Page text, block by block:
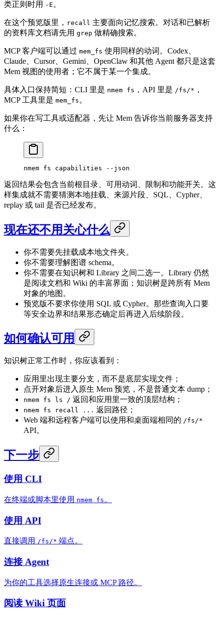
类正则时用 -E 。
在这个预览版里， recall 主要面向记忆搜索。对话和已解析
的资料库文档请先用 grep 做精确搜索。
MCP 客户端可以通过 mem_fs 使用同样的动词。Codex、
Claude、Cursor、Gemini、OpenClaw 和其他 Agent 都只是这套
Mem 视图的使用者；它不属于某一个集成。
具体入口保持简短：CLI 里是 nmem fs ，API 里是 /fs/* ，
MCP 工具里是 mem_fs 。
如果你在写工具或适配器，先让 Mem 告诉你当前服务器支持
什么：
nmem fs capabilities --json
返回结果会包含当前根目录、可用动词、限制和功能开关。这
样集成就不需要猜测本地挂载、来源片段、SQL、Cypher、
replay 或 tail 是否已经发布。
现在还不用关心什么
你不需要先挂载成本地文件夹。
你不需要理解图谱 schema。
你不需要在知识树和 Library 之间二选一。Library 仍然
是阅读文档和 Wiki 的丰富界面；知识树是跨所有 Mem
对象的地图。
预览版不要求你使用 SQL 或 Cypher。那些查询入口要
等安全边界和结果形态确定后再进入后续阶段。
如何确认可用
知识树正常工作时，你应该看到：
应用里出现主要分支，而不是底层实现文件；
点开对象后进入原生 Mem 预览，不是普通文本 dump；
nmem fs ls / 返回和应用里一致的顶层结构；
nmem fs recall ... 返回路径；
Web 端和远程客户端可以使用和桌面端相同的 /fs/*
API。
下一步
使用 CLI
在终端或脚本里使用 nmem fs 。
使用 API
直接调用 /fs/* 端点。
连接 Agent
为你的工具选择原生连接或 MCP 路径。
阅读 Wiki 页面